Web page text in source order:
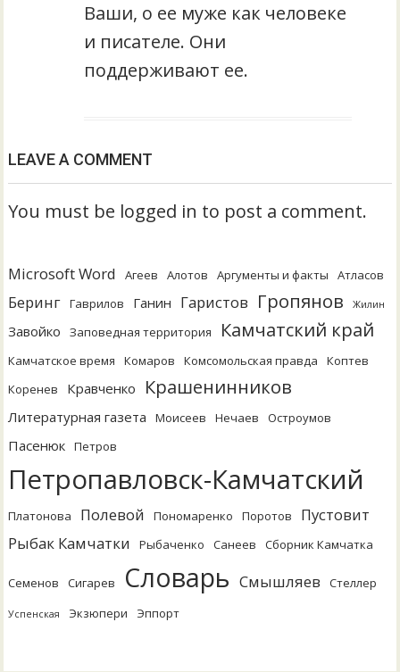
Ваши, о ее муже как человеке
и писателе. Они
поддерживают ее.
LEAVE A COMMENT
You must be logged in to post a comment.
Microsoft Word Агеев Алотов Аргументы и факты Атласов
Беринг Гаврилов Ганин Гаристов Гропянов Жилин
Завойко Заповедная территория Камчатский край
Камчатское время Комаров Комсомольская правда
Коптев
Коренев
Кравченко Крашенинников
Литературная газета Моисеев Нечаев Остроумов
Пасенюк Петров
Петропавловск-Камчатский
Платонова Полевой Пономаренко Поротов
Пустовит
Рыбак Камчатки
Рыбаченко Санеев Сборник Камчатка
Семенов Сигарев Словарь Смышляев Стеллер
Успенская Экзюпери Эппорт